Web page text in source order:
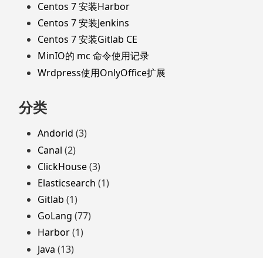
Centos 7 安装Harbor
Centos 7 安装Jenkins
Centos 7 安装Gitlab CE
MinIO的 mc 命令使用记录
Wrdpress使用OnlyOffice扩展
分类
Andorid (3)
Canal (2)
ClickHouse(3)
Elasticsearch (1)
Gitlab (1)
GoLang (77)
Harbor(1)
Java (13)